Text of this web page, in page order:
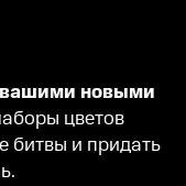
вашими новыми
цветов
битвы и придать